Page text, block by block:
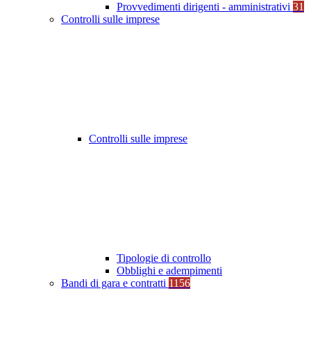
Provvedimenti dirigenti - amministrativi 31
Controlli sulle imprese
Controlli sulle imprese
Tipologie di controllo
Obblighi e adempimenti
Bandi di gara e contratti 1156